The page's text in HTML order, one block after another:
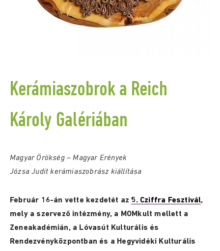
Kerámiaszobrok a Reich
Károly Galériában
Magyar Örökség – Magyar Erények
Józsa Judit kerámiaszobrász kiállítása
Február 16-án vette kezdetét az 5. Cziffra Fesztivál,
mely a szervező intézmény, a MOMkult mellett a
Zeneakadémián, a Lóvasút Kulturális és
Rendezvényközpontban és a Hegyvidéki Kulturális